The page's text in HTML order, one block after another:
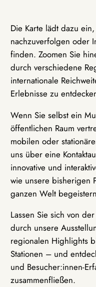
Die Karte lädt dazu
nachzuverfolgen oder
finden. Zoomen Sie
durch verschiedene
internationale
Erlebnisse zu
Wenn Sie selbst ein
öffentlichen Raum
mobilen oder
uns über eine
innovative und
wie unsere bisherigen
ganzen Welt
Lassen Sie sich von
durch unsere
regionalen Highlights
Stationen – und
und Besucher:innen-
zusammenfließen.